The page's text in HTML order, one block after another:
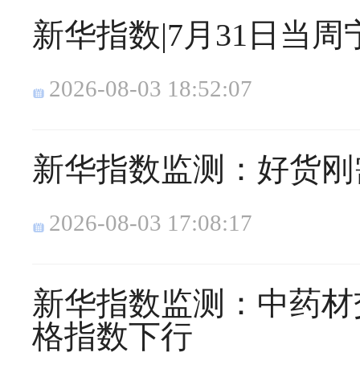
新华指数|7月31日当
2026-08-03 18:52:07
新华指数监测：好货
2026-08-03 17:08:17
新华指数监测：中药
格指数下行